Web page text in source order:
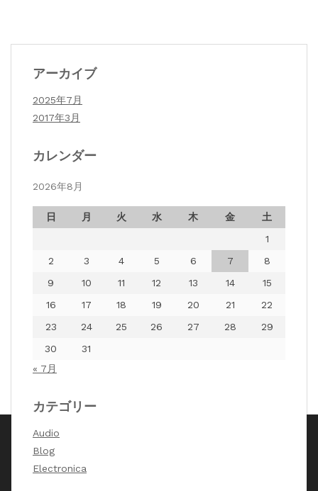
アーカイブ
2025年7月
2017年3月
カレンダー
2026年8月
日 月 火 水 木 金
土
1
2
3 4 5 6 7
8
9
10 11 12 13 14
15
16
17 18 19 20 21
22
23
24 25 26 27 28
29
30
31
« 7月
カテゴリー
Audio
Blog
Electronica
著作権 Pure Listener Production 2026年 |
ThemeinProgress